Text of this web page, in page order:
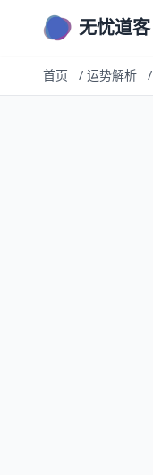
无忧道客
首页 / 运势解析 /